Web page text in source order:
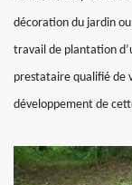
décoration du jardin
travail de plantation
prestataire qualifié de
développement de